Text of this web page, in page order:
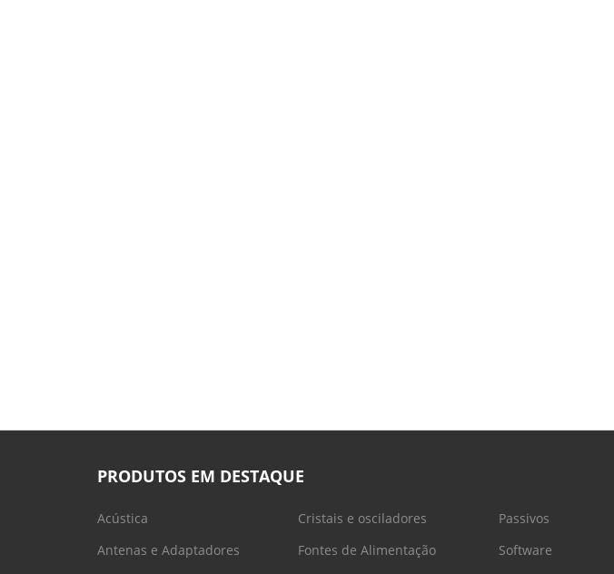
PRODUTOS EM DESTAQUE
Acústica
Antenas e Adaptadores
Cristais e osciladores
Fontes de Alimentação
Passivos
Software